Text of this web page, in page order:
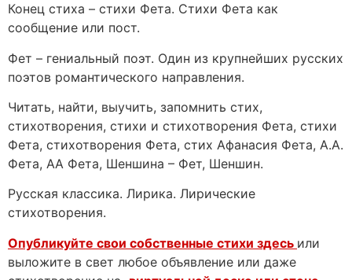
Конец стиха – стихи Фета. Стихи Фета как
сообщение или пост.
Фет – гениальный поэт. Один из крупнейших русских
поэтов романтического направления.
Читать, найти, выучить, запомнить стих,
стихотворения, стихи и стихотворения Фета, стихи
Фета, стихотворения Фета, стих Афанасия Фета, А.А.
Фета, АА Фета, Шеншина – Фет, Шеншин.
Русская классика. Лирика. Лирические
стихотворения.
Опубликуйте свои собственные стихи здесь или
выложите в свет любое объявление или даже